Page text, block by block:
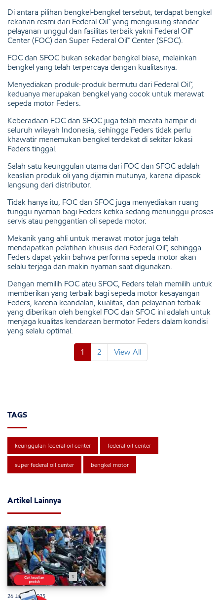
Di antara pilihan bengkel-bengkel tersebut, terdapat bengkel
rekanan resmi dari Federal Oil™ yang mengusung standar
pelayanan unggul dan fasilitas terbaik yakni Federal Oil™
Center (FOC) dan Super Federal Oil™ Center (SFOC).
FOC dan SFOC bukan sekadar bengkel biasa, melainkan
bengkel yang telah terpercaya dengan kualitasnya.
Menyediakan produk-produk bermutu dari Federal Oil™,
keduanya merupakan bengkel yang cocok untuk merawat
sepeda motor Feders.
Keberadaan FOC dan SFOC juga telah merata hampir di
seluruh wilayah Indonesia, sehingga Feders tidak perlu
khawatir menemukan bengkel terdekat di sekitar lokasi
Feders tinggal.
Salah satu keunggulan utama dari FOC dan SFOC adalah
keaslian produk oli yang dijamin mutunya, karena dipasok
langsung dari distributor.
Tidak hanya itu, FOC dan SFOC juga menyediakan ruang
tunggu nyaman bagi Feders ketika sedang menunggu proses
servis atau penggantian oli sepeda motor.
Mekanik yang ahli untuk merawat motor juga telah
mendapatkan pelatihan khusus dari Federal Oil™, sehingga
Feders dapat yakin bahwa performa sepeda motor akan
selalu terjaga dan makin nyaman saat digunakan.
Dengan memilih FOC atau SFOC, Feders telah memilih untuk
memberikan yang terbaik bagi sepeda motor kesayangan
Feders, karena keandalan, kualitas, dan pelayanan terbaik
yang diberikan oleh bengkel FOC dan SFOC ini adalah untuk
menjaga kualitas kendaraan bermotor Feders dalam kondisi
yang selalu optimal.
1 2 View All
TAGS
keunggulan federal oil center federal oil center
super federal oil center bengkel motor
Artikel Lainnya
26 Januari 2025
x